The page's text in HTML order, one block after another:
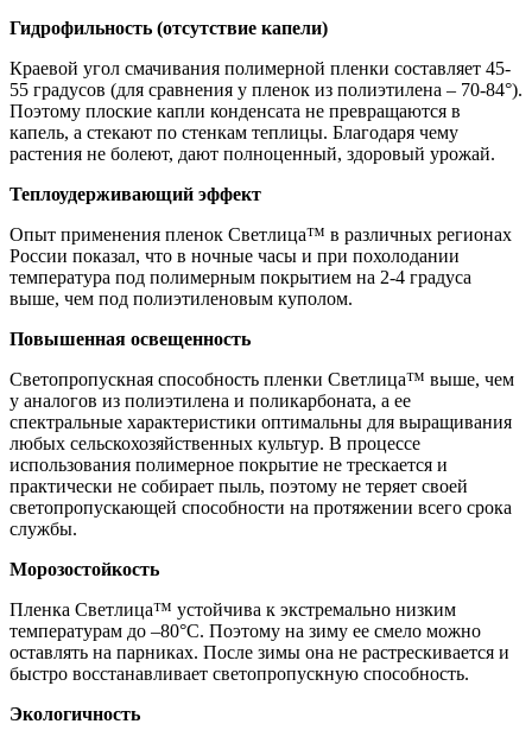
Гидрофильность (отсутствие капели)
Краевой угол смачивания полимерной пленки составляет 45-
55 градусов (для сравнения у пленок из полиэтилена – 70-84°).
Поэтому плоские капли конденсата не превращаются в
капель, а стекают по стенкам теплицы. Благодаря чему
растения не болеют, дают полноценный, здоровый урожай.
Теплоудерживающий эффект
Опыт применения пленок Светлица™ в различных регионах
России показал, что в ночные часы и при похолодании
температура под полимерным покрытием на 2-4 градуса
выше, чем под полиэтиленовым куполом.
Повышенная освещенность
Светопропускная способность пленки Светлица™ выше, чем
у аналогов из полиэтилена и поликарбоната, а ее
спектральные характеристики оптимальны для выращивания
любых сельскохозяйственных культур. В процессе
использования полимерное покрытие не трескается и
практически не собирает пыль, поэтому не теряет своей
светопропускающей способности на протяжении всего срока
службы.
Морозостойкость
Пленка Светлица™ устойчива к экстремально низким
температурам до –80°С. Поэтому на зиму ее смело можно
оставлять на парниках. После зимы она не растрескивается и
быстро восстанавливает светопропускную способность.
Экологичность